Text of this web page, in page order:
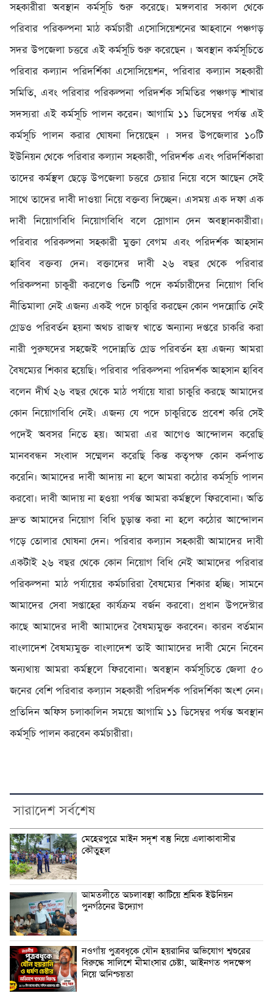
সহকারীরা অবস্থান কর্মসূচি শুরু করেছে। মঙ্গলবার সকাল থেকে
পরিবার পরিকল্পনা মাঠ কর্মচারী এসোসিয়েশনের আহবানে পঞ্চগড়
সদর উপজেলা চত্তরে এই কর্মসূচি শুরু করেছেন । অবস্থান কর্মসূচিতে
পরিবার কল্যান পরিদর্শিকা এসোসিয়েশন, পরিবার কল্যান সহকারী
সমিতি, এবং পরিবার পরিকল্পনা পরিদর্শক সমিতির পঞ্চগড় শাখার
সদস্যরা এই কর্মসূচি পালন করেন। আগামি ১১ ডিসেম্বর পর্যন্ত এই
কর্মসূচি পালন করার ঘোষনা দিয়েছেন । সদর উপজেলার ১০টি
ইউনিয়ন থেকে পরিবার কল্যান সহকারী, পরিদর্শক এবং পরিদর্শিকারা
তাদের কর্মস্থল ছেড়ে উপজেলা চত্তরে চেয়ার নিয়ে বসে আছেন সেই
সাথে তাদের দাবী দাওয়া নিয়ে বক্তব্য দিচ্ছেন। এসময় এক দফা এক
দাবী নিয়োগবিধি নিয়োগবিধি বলে স্লোগান দেন অবস্থানকারীরা।
পরিবার পরিকল্পনা সহকারী মুক্তা বেগম এবং পরিদর্শক আহসান
হাবিব বক্তব্য দেন। বক্তাদের দাবী ২৬ বছর থেকে পরিবার
পরিকল্পনা চাকুরী করলেও তিনটি পদে কর্মচারীদের নিয়োগ বিধি
নীতিমালা নেই এজন্য একই পদে চাকুরি করছেন কোন পদন্নোতি নেই
গ্রেডও পরিবর্তন হয়না অথচ রাজস্ব খাতে অন্যান্য দপ্তরে চাকরি করা
নারী পুরুষদের সহজেই পদোন্নতি গ্রেড পরিবর্তন হয় এজন্য আমরা
বৈষম্যের শিকার হয়েছি। পরিবার পরিকল্পনা পরিদর্শক আহসান হাবিব
বলেন দীর্ঘ ২৬ বছর থেকে মাঠ পর্যায়ে যারা চাকুরি করছে আমাদের
কোন নিয়োগবিধি নেই। এজন্য যে পদে চাকুরিতে প্রবেশ করি সেই
পদেই অবসর নিতে হয়। আমরা এর আগেও আন্দোলন করেছি
মানববন্ধন সংবাদ সম্মেলন করেছি কিন্ত কতৃপক্ষ কোন কর্নপাত
করেনি। আমাদের দাবী আদায় না হলে আমরা কঠোর কর্মসূচি পালন
করবো। দাবী আদায় না হওয়া পর্যন্ত আমরা কর্মস্থলে ফিরবোনা। অতি
দ্রুত আমাদের নিয়োগ বিধি চুড়ান্ত করা না হলে কঠোর আন্দোলন
গড়ে তোলার ঘোষনা দেন। পরিবার কল্যান সহকারী আমাদের দাবী
একটাই ২৬ বছর থেকে কোন নিয়োগ বিধি নেই আমাদের পরিবার
পরিকল্পনা মাঠ পর্যায়ের কর্মচারিরা বৈষম্যের শিকার হচ্ছি। সামনে
আমাদের সেবা সপ্তাহের কার্যক্রম বর্জন করবো। প্রধান উপদেস্টার
কাছে আমাদের দাবী আামাদের বৈষম্যমুক্ত করবেন। কারন বর্তমান
বাংলাদেশ বৈষম্যমুক্ত বাংলাদেশ তাই আামাদের দাবী মেনে নিবেন
অন্যথায় আমরা কর্মস্থলে ফিরবোনা। অবস্থান কর্মসূচিতে জেলা ৫০
জনের বেশি পরিবার কল্যান সহকারী পরিদর্শক পরিদর্শিকা অংশ নেন।
প্রতিদিন অফিস চলাকালিন সময়ে আগামি ১১ ডিসেম্বর পর্যন্ত অবস্থান
কর্মসূচি পালন করবেন কর্মচারীরা।
সারাদেশ সর্বশেষ
মেহেরপুরে মাইন সদৃশ বস্তু নিয়ে এলাকাবাসীর
কৌতুহল
আমতলীতে অচলাবস্থা কাটিয়ে শ্রমিক ইউনিয়ন
পুনর্গঠনের উদ্যোগ
নওগাঁয় পুত্রবধূকে যৌন হয়রানির অভিযোগ শ্বশুরের
বিরুদ্ধে সালিশে মীমাংসার চেষ্টা, আইনগত পদক্ষেপ
নিয়ে অনিশ্চয়তা